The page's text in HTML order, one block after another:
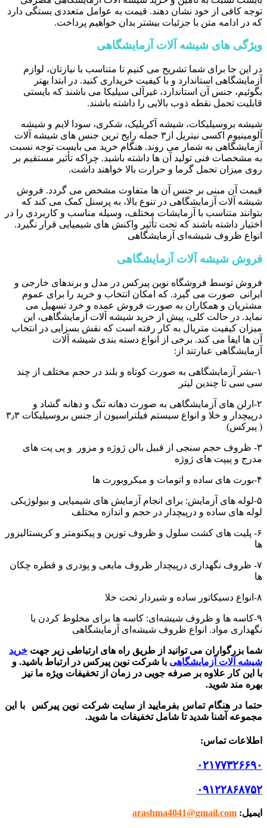
توجه کافی از خود نشان دهند. قیمت به عوامل متعددی بستگی دارد
که در ادامه متن با جزئیات بیشتر بدان خواهیم پرداخت.
ویژگی های شیشه آلات آزمایشگاهی
در این جا برای شما تشریح می کنیم تا متناسب با نیازتان، لوازم
آزمایشگاهی استاندارد و با کیفیت خریداری کنید. در ابتدا بهتر
بگوئیم، جنس آن استاندارد، غیرآلی سیلیکا می باشند که بایستی
قابلیت تحمل نقطه ذوب بالایی را داشته باشند.
شیشه بروسیلیکات، شیشه آکریلیک، شکری، سودا لایم و شیشه
آلومینیوم اکسی نیتریل از۳ جمله رایج ترین جنس های شیشه آلات
آزمایشگاهی به شمار می روند. هنگام خرید می بایست توجه نسبت
به مشخصات فنی تولید آن ها داشته باشید. چراکه تأثیر مستقیم بر
روی میزان تحمل گرما و حرارت بالا خواهند داشت.
قیمت آن مبنی بر جنس آن ها متفاوت مشخص می گردد. فروش
شیشه آلات آزمایشگاهی در تنوع بالا، به پرسنل کمک می کند که
بتوانند متناسب با آزمایشات مختلف، وسیله مناسب و کاربردی را در
اختیار داشته باشند که تحت تأثیر واکنش های شیمیایی قرار نگیرد.
انواع ظروف شیشه‌ای آزمایشگاهی
فروش شیشه آلات آزمایشگاهی
فروش توسط فروشگاه نوین پیرکس در مدل و برندهای خارجی و
ایرانی صورت می گیرد. که امکان انتخاب و خرید را برای عموم
مشتریان و همکاران به صورت فروش عمده و خرد تسهیل می
نماید. در حالت کلی، پیش از خرید شیشه آلات آزمایشگاهی، این
میزان کیفیت متریال به کار رفته است که نقش بسزایی در انتخاب
آن ها ایفا می کند. برخی از انواع دسته بندی شیشه آلات
آزمایشگاهی عبارتند از:
۱-بشر آزمایشگاهی به صورت کوتاه و بلند در حجم مختلف از چند
سی سی تا چندین لیتر
۲-ارلن های آزمایشگاهی به صورت دهانه تنگ و دهانه گشاد و
درپیچدار و خلا و انواع سیستم فیلتراسیون از جنس بروسیلیکات ۳٫۳
( پیرکس)
۳- ظروف حجم سنجی از قبیل بالن ژوژه و مزور و پی پت های
مدرج و پیپت های ژوژه
۴-بورت های ساده و اتومات و میکروبورت ها
۵-لوله های آزمایش: برای انجام آزمایش های شیمیایی و بیولوژیکی
لوله های ساده و درپیچدار در حجم و اندازه مختلف
۶- پلیت های کشت سلول و ظروف توزین و پیکنومتر و کریستالیزور
ها
۷- ظروف نگهداری درپیچدار ظروف مایعی و پودری و قطره چکان
ها
۸-انواع دسیکاتور ساده و شیردار تحت خلا
۹-کاسه ها و ظروف شیشه‌ای: کاسه ها برای مخلوط کردن یا
نگهداری مواد. انواع ظروف شیشه‌ای آزمایشگاهی
شما بزرگواران می توانید از طریق راه های ارتباطی زیر جهت خرید
شیشه آلات آزمایشگاهی با شرکت نوین پیرکس در ارتباط باشید. و
با این کار علاوه بر صرفه جویی در زمان از تخفیفات ویژه ما نیز
بهره مند شوید.
حتما در هنگام تماس بفرمایید از سایت شرکت نوین پیرکس
با این
مجموعه آشنا شدید تا شامل تخفیفات ما شوید.
اطلاعات تماس:
۰۲۱۷۷۳۲۶۶۹۰
۰۹۱۲۲۸۶۸۷۵۲
ایمیل:
arashma4041@gmail.com